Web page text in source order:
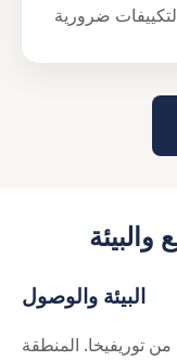
البيئة والوصول
توريفيخا. المنطقة